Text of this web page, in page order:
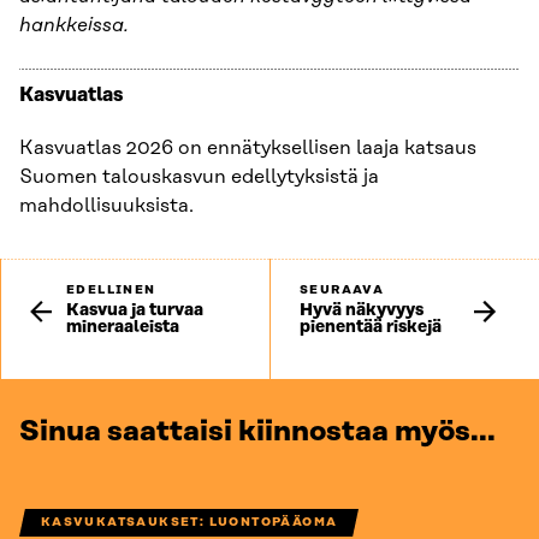
hankkeissa.
Kasvuatlas
Kasvuatlas 2026 on ennätyksellisen laaja katsaus
Suomen talouskasvun edellytyksistä ja
mahdollisuuksista.
EDELLINEN
Kasvua ja turvaa
mineraaleista
SEURAAVA
Hyvä näkyvyys
pienentää riskejä
Sinua saattaisi kiinnostaa myös...
KASVUKATSAUKSET: LUONTOPÄÄOMA